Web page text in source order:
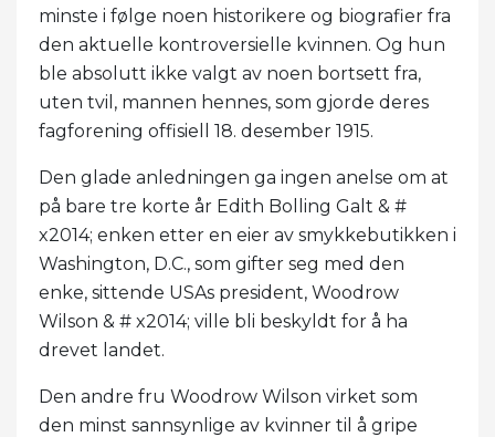
minste i følge noen historikere og biografier fra
den aktuelle kontroversielle kvinnen. Og hun
ble absolutt ikke valgt av noen bortsett fra,
uten tvil, mannen hennes, som gjorde deres
fagforening offisiell 18. desember 1915.
Den glade anledningen ga ingen anelse om at
på bare tre korte år Edith Bolling Galt & #
x2014; enken etter en eier av smykkebutikken i
Washington, D.C., som gifter seg med den
enke, sittende USAs president, Woodrow
Wilson & # x2014; ville bli beskyldt for å ha
drevet landet.
Den andre fru Woodrow Wilson virket som
den minst sannsynlige av kvinner til å gripe